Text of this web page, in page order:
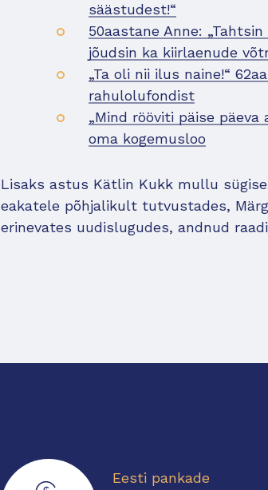
säästudest!“
50aastane Anne:
jõudsin ka kiirlaenude
„Ta oli nii ilus naine!“
rahulolufondist
„Mind rööviti päise
oma kogemusloo
Lisaks astus Kätlin Kukk mullu
eakatele põhjalikult tutvustades,
erinevates uudislugudes, andnud
Eesti pankade